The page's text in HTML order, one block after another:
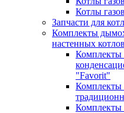
Котлы
Запчасти для
Комплекты
настенных котлов
Комплекты
"Favorit"
Комплекты
Комплекты